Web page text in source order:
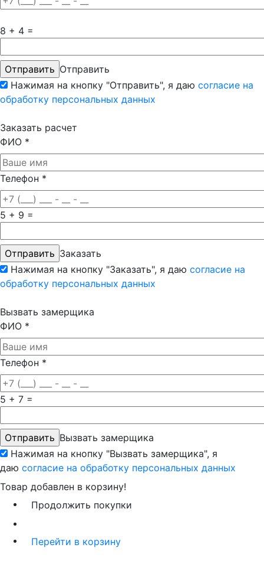
8 + 4 =
Отправить
Нажимая на кнопку "Отправить", я даю согласие на
обработку персональных данных
Заказать расчет
ФИО *
Телефон *
5 + 9 =
Заказать
Нажимая на кнопку "Заказать", я даю согласие на
обработку персональных данных
Вызвать замерщика
ФИО *
Телефон *
5 + 7 =
Вызвать замерщика
Нажимая на кнопку "Вызвать замерщика", я
даю согласие на обработку персональных данных
Товар добавлен в корзину!
Продолжить покупки
Перейти в корзину